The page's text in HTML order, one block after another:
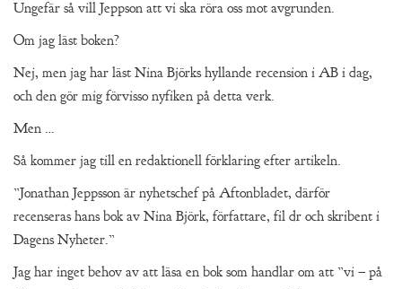
Ungefär så vill Jeppson att vi ska röra oss mot avgrunden.
Om jag läst boken?
Nej, men jag har läst Nina Björks hyllande recension i AB i dag,
och den gör mig förvisso nyfiken på detta verk.
Men …
Så kommer jag till en redaktionell förklaring efter artikeln.
”Jonathan Jeppsson är nyhetschef på Aftonbladet, därför
recenseras hans bok av Nina Björk, författare, fil dr och skribent i
Dagens Nyheter.”
Jag har inget behov av att läsa en bok som handlar om att ”vi – på